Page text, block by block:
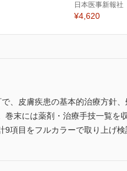
日本医事新報社
¥4,620
、皮膚疾患の基本的治療方針
巻末には薬剤・治療手技一覧を
9項目をフルカラーで取り上げ検